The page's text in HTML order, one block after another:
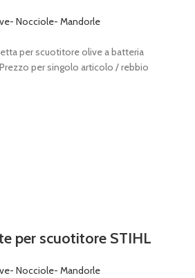
Nocciole- Mandorle
per scuotitore olive a batteria
per singolo articolo / rebbio
per scuotitore STIHL
Nocciole- Mandorle